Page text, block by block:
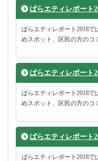
ばらエティレポート
ばらエティレポート2018
めスポット、区民の方のコ
ばらエティレポート
ばらエティレポート2018
めスポット、区民の方のコ
ばらエティレポート
ばらエティレポート2018